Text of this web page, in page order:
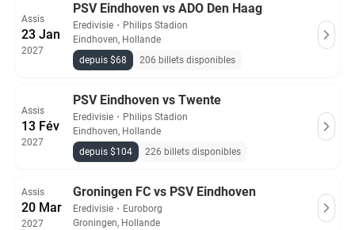
Assis
23 Jan
2027
PSV Eindhoven vs ADO Den Haag
Eredivisie ・ Philips Stadion
Eindhoven, Hollande
depuis $68
206 billets disponibles
Assis
13 Fév
2027
PSV Eindhoven vs Twente
Eredivisie ・ Philips Stadion
Eindhoven, Hollande
depuis $104
226 billets disponibles
Assis
20 Mar
2027
Groningen FC vs PSV Eindhoven
Eredivisie ・ Euroborg
Groningen, Hollande